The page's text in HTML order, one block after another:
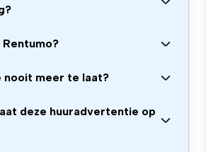
nooit meer te laat?
deze huuradvertentie op